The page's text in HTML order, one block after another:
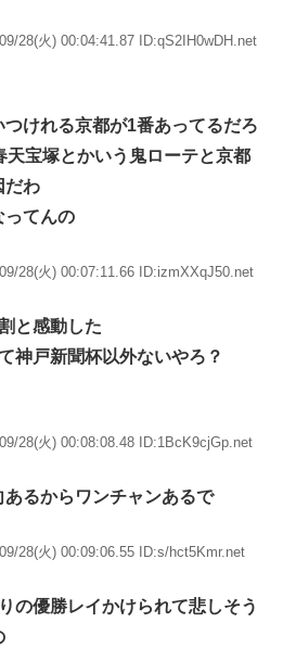
09/28(火) 00:04:41.87 ID:qS2IH0wDH.net
けれる京都が1番あってるだろ
天宝塚とかいう鬼ローテと京都
だわ
ってんの
09/28(火) 00:07:11.66 ID:izmXXqJ50.net
と感動した
神戸新聞杯以外ないやろ？
09/28(火) 00:08:08.48 ID:1BcK9cjGp.net
るからワンチャンあるで
09/28(火) 00:09:06.55 ID:s/hct5Kmr.net
の優勝レイかけられて悲しそう